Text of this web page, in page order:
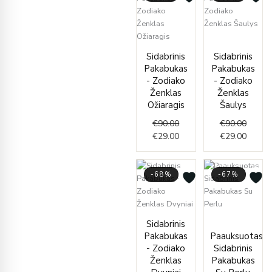
Sidabrinis
Pakabukas
- Zodiako
Ženklas
Ožiaragis
€90.00
price
was:
€90.00.
€29.00
price
is:
€29.00.
Sidabrinis
Pakabukas
- Zodiako
Ženklas
Šaulys
€90.00
was:
€29.00
is:
-68%
Sidabrinis
Pakabukas
- Zodiako
Ženklas
price
was:
€90.00.
price
is:
€29.00.
-67%
Paauksuotas
Sidabrinis
Pakabukas
was:
is: